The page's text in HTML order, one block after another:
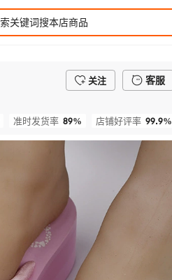
关注 客服
准时发货率 89% 店铺好评率 99.9%